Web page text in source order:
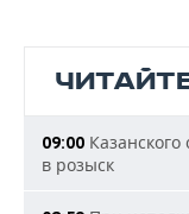
09:00
в розыск